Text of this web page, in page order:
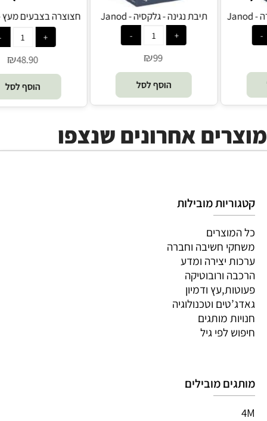
תיבת נגינה - גלקסיה - Janod תיבת נגינה – דוב פנדה - Janod
מוצרים אחרונים שנצפו
קטגוריות מובילות
כל המוצרים
משחקי חשיבה וחברה
ערכות יצירה ומדע
הרכבה ורובוטיקה
פעוטות,עץ ודמיון
גאדג’טים וטכנולוגיה
חנויות מותגים
חיפוש לפי גיל
מותגים מובילים
4M